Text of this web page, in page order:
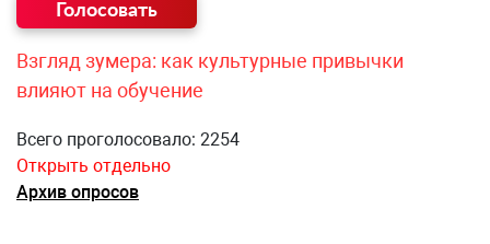
Взгляд зумера: как культурные привычки
влияют на обучение
Всего проголосовало: 2254
Открыть отдельно
Архив опросов